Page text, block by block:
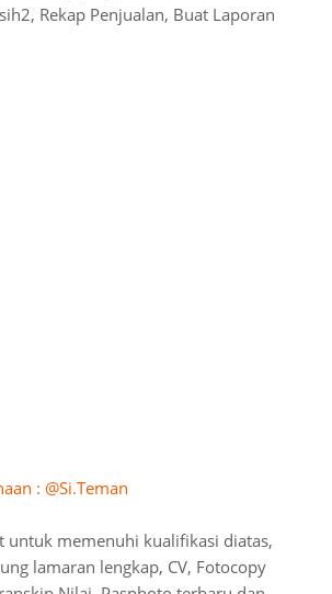
Rekap Penjualan, Buat Laporan
: @Si.Teman
untuk memenuhi kualifikasi diatas,
lamaran lengkap, CV, Fotocopy